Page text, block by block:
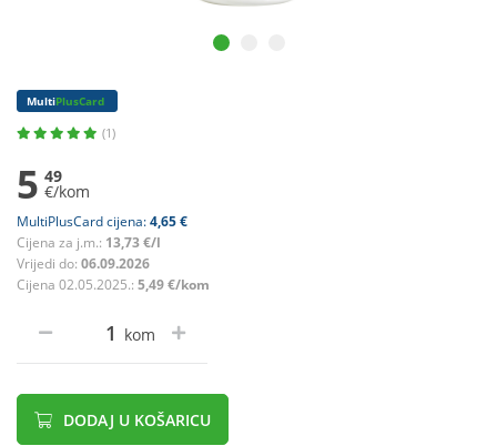
MultiPlusCard
(1)
5 49
€/kom
MultiPlusCard cijena:4,65 €
Cijena za j.m.: 13,73 €/l
Vrijedi do: 06.09.2026
Cijena 02.05.2025.: 5,49 €/kom
kom
DODAJ U KOŠARICU